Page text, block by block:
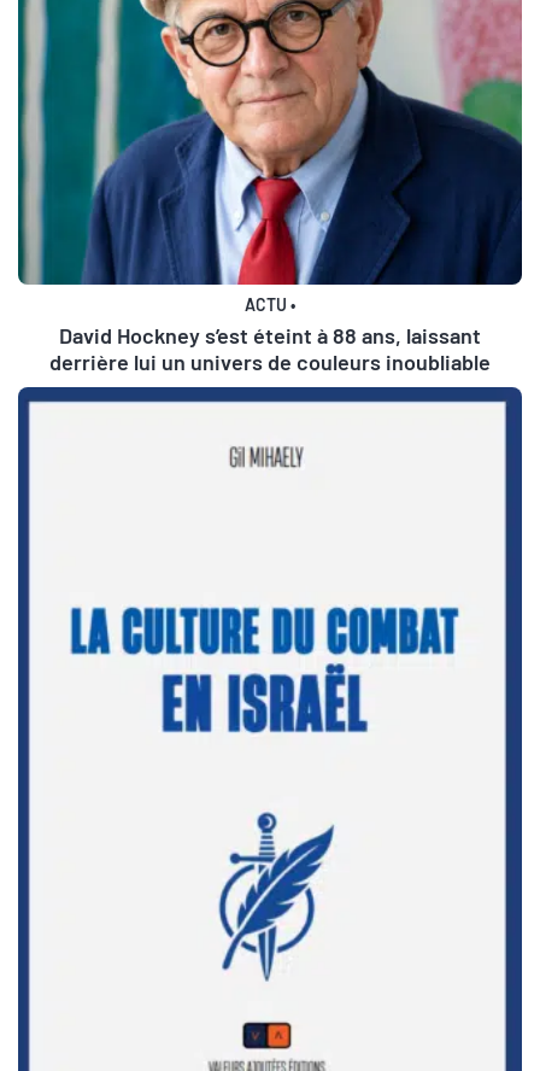
ACTU •
David Hockney s’est éteint à 88 ans, laissant
derrière lui un univers de couleurs inoubliable